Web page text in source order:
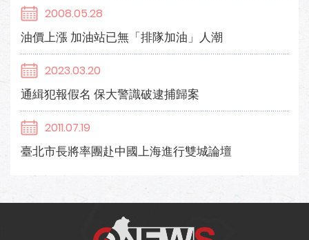
2008.05.28
油價上漲 加油站已無「排隊加油」人潮
2023.03.20
通緝犯報假名 保大警識破逮捕歸案
2011.07.19
臺北市長將率團赴中國上海進行雙城論壇